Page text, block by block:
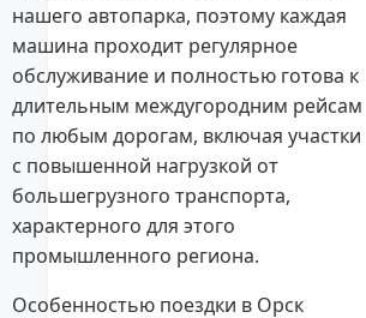
нашего автопарка, поэтому каждая
машина проходит регулярное
обслуживание и полностью готова к
длительным междугородним рейсам
по любым дорогам, включая участки
с повышенной нагрузкой от
большегрузного транспорта,
характерного для этого
промышленного региона.
Особенностью поездки в Орск